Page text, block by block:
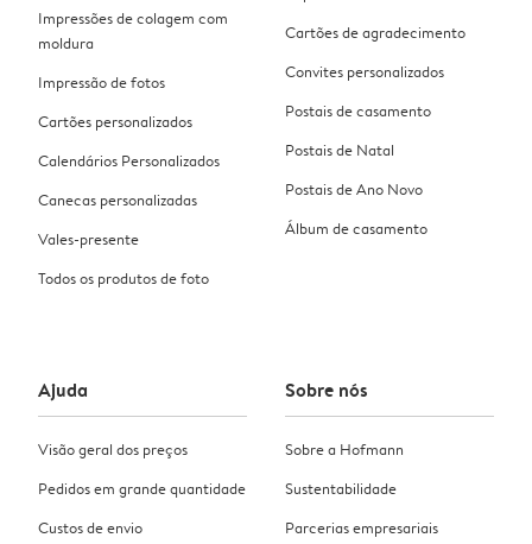
Impressões de colagem com
moldura
Impressão de fotos
Cartões personalizados
Calendários Personalizados
Canecas personalizadas
Vales-presente
Todos os produtos de foto
Cartões de agradecimento
Convites personalizados
Postais de casamento
Postais de Natal
Postais de Ano Novo
Álbum de casamento
Ajuda
Visão geral dos preços
Pedidos em grande quantidade
Custos de envio
Sobre nós
Sobre a Hofmann
Sustentabilidade
Parcerias empresariais